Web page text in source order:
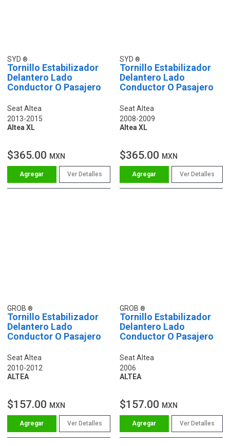
SYD
Tornillo Estabilizador
Delantero Lado
Conductor O Pasajero
Seat Altea
2013-2015
Altea XL
$365.00 MXN
Ver Detalles
SYD
Tornillo Estabilizador
Delantero Lado
Conductor O Pasajero
Seat Altea
2008-2009
Altea XL
$365.00 MXN
Ver Detalles
GROB
Tornillo Estabilizador
Delantero Lado
Conductor O Pasajero
Seat Altea
2010-2012
ALTEA
$157.00 MXN
Ver Detalles
GROB
Tornillo Estabilizador
Delantero Lado
Conductor O Pasajero
Seat Altea
2006
ALTEA
$157.00 MXN
Ver Detalles